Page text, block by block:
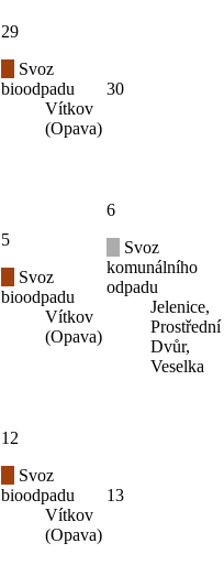
29
Svoz
bioodpadu
Vítkov
(Opava)
30
5
Svoz
bioodpadu
Vítkov
(Opava)
6
Svoz
komunálního
odpadu
Jelenice,
Prostřední
Dvůr,
Veselka
12
Svoz
bioodpadu
Vítkov
(Opava)
13